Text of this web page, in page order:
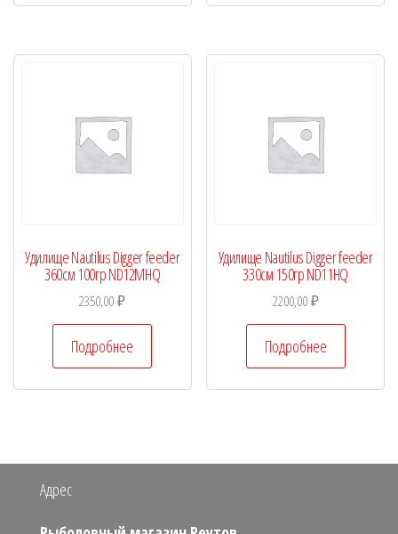
Удилище Nautilus Digger feeder
360см 100гр ND12MHQ
2350,00₽
Подробнее
Удилище Nautilus Digger feeder
330см 150гр ND11HQ
2200,00₽
Подробнее
Адрес